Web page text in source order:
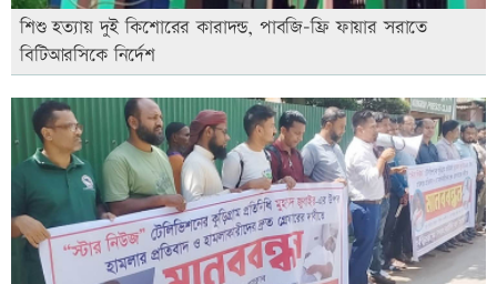
শিশু হত্যায় দুই কিশোরের কারাদন্ড, পাবজি-ফ্রি ফায়ার সরাতে
বিটিআরসিকে নির্দেশ